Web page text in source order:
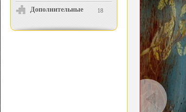
Дополнительные 18